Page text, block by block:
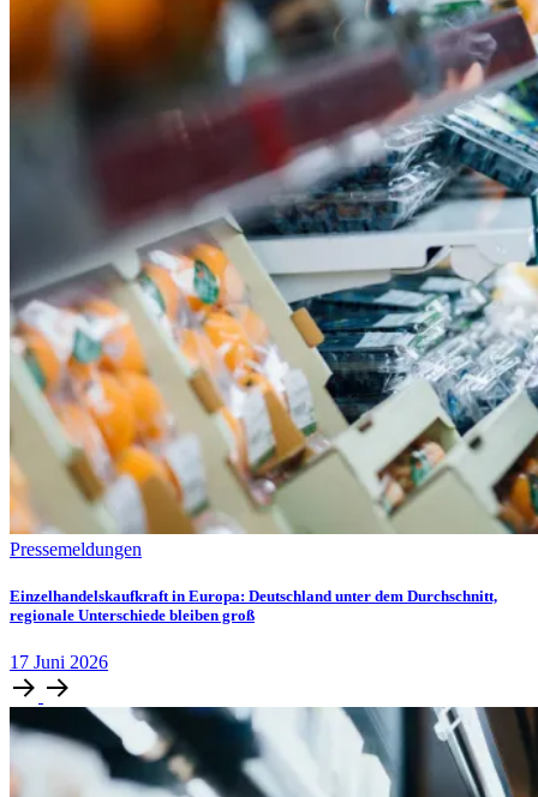
Pressemeldungen
Einzelhandelskaufkraft in Europa: Deutschland unter dem Durchschnitt,
regionale Unterschiede bleiben groß
17 Juni 2026